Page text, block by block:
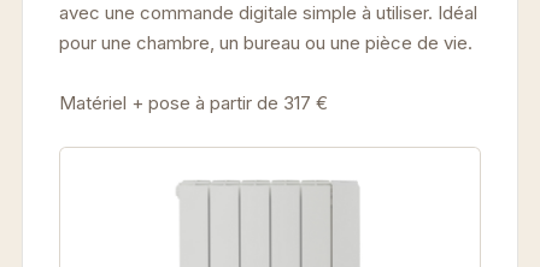
avec une commande digitale simple à utiliser. Idéal
pour une chambre, un bureau ou une pièce de vie.
Matériel + pose à partir de 317 €